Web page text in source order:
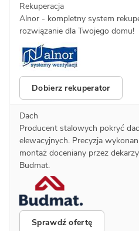
Rekuperacja
Alnor - kompletny system
rozwiązanie dla Twojego domu!
Dobierz rekuperator
Dach
Producent stalowych pokryć
elewacyjnych. Precyzja
montaż doceniany przez
Budmat.
Sprawdź ofertę